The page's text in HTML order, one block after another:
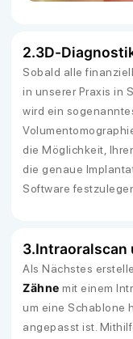
2.3D-
Sobald alle
in unserer Praxis in
wird ein
die Möglichkeit,
die genaue
Software
3.Intraoralscan
Als Nächstes
Zähne mit einem
um eine Schablone
angepasst ist.